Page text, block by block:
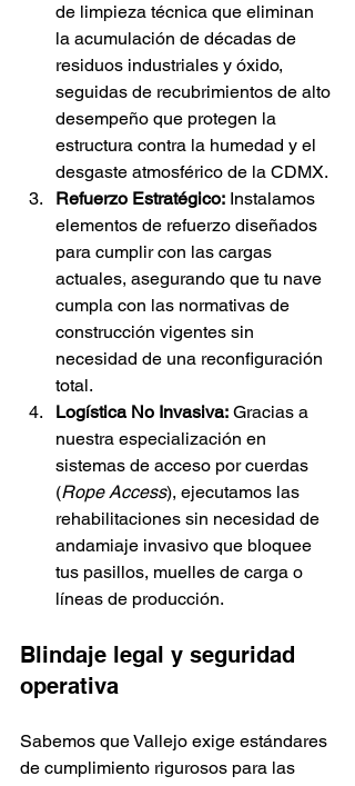
de limpieza técnica que eliminan
la acumulación de décadas de
residuos industriales y óxido,
seguidas de recubrimientos de alto
desempeño que protegen la
estructura contra la humedad y el
desgaste atmosférico de la CDMX.
Refuerzo Estratégico: Instalamos
elementos de refuerzo diseñados
para cumplir con las cargas
actuales, asegurando que tu nave
cumpla con las normativas de
construcción vigentes sin
necesidad de una reconfiguración
total.
Logística No Invasiva: Gracias a
nuestra especialización en
sistemas de acceso por cuerdas
(Rope Access), ejecutamos las
rehabilitaciones sin necesidad de
andamiaje invasivo que bloquee
tus pasillos, muelles de carga o
líneas de producción.
Blindaje legal y seguridad
operativa
Sabemos que Vallejo exige estándares
de cumplimiento rigurosos para las